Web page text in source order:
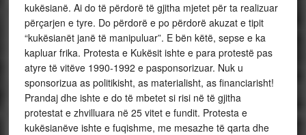
kukësianë. Ai do të përdorë të gjitha mjetet për ta realizuar
përçarjen e tyre. Do përdorë e po përdorë akuzat e tipit
“kukësianët janë të manipuluar”. E bën këtë, sepse e ka
kapluar frika. Protesta e Kukësit ishte e para protestë pas
atyre të vitëve 1990-1992 e pasponsorizuar. Nuk u
sponsorizua as politikisht, as materialisht, as financiarisht!
Prandaj dhe ishte e do të mbetet si risi në të gjitha
protestat e zhvilluara në 25 vitet e fundit. Protesta e
kukësianëve ishte e fuqishme, me mesazhe të qarta dhe